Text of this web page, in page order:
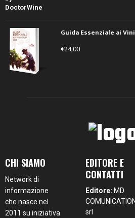
Guida Essenziale ai
€24,00
CHI SIAMO
Network di
informazione
che nasce nel
2011 su iniziativa
EDITORE E
CONTATTI
Editore: MD
COMUNICATION
srl